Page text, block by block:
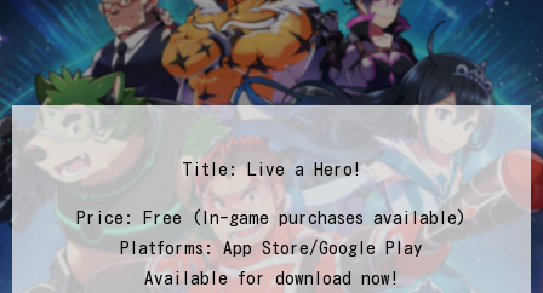
Title: Live a Hero!
Price: Free (In-game purchases available)
Platforms: App Store/Google Play
Available for download now!